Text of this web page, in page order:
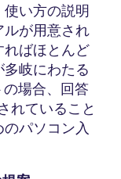
い方の説明
ルが用意され
ればほとんど
岐にわたる
場合、回答
れていること
パソコン入